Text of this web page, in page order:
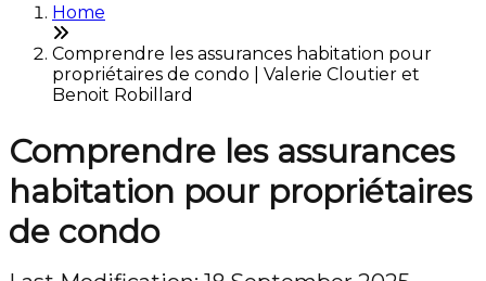
Home
Comprendre les assurances habitation pour
propriétaires de condo | Valerie Cloutier et
Benoit Robillard
Comprendre les assurances
habitation pour propriétaires
de condo